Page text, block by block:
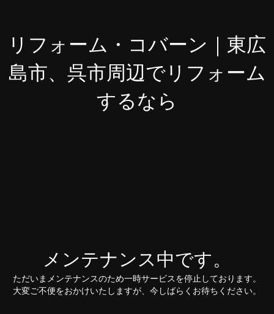
リフォーム・コバーン｜東広
島市、呉市周辺でリフォーム
するなら
メンテナンス中です。
ただいまメンテナンスのため一時サービスを停止しております。
大変ご不便をおかけいたしますが、今しばらくお待ちください。